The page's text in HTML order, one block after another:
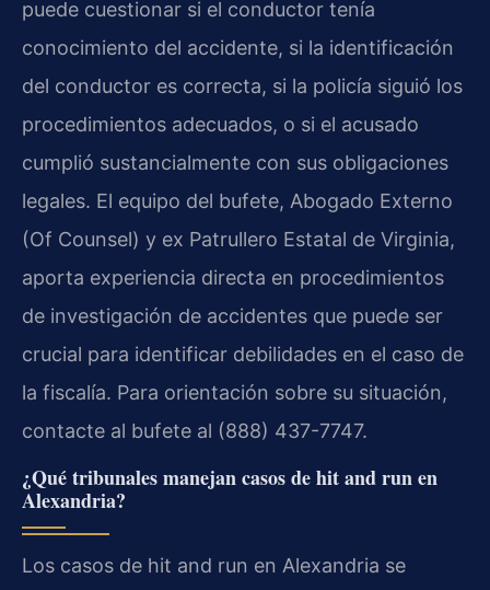
puede cuestionar si el conductor tenía
conocimiento del accidente, si la identificación
del conductor es correcta, si la policía siguió los
procedimientos adecuados, o si el acusado
cumplió sustancialmente con sus obligaciones
legales. El equipo del bufete, Abogado Externo
(Of Counsel) y ex Patrullero Estatal de Virginia,
aporta experiencia directa en procedimientos
de investigación de accidentes que puede ser
crucial para identificar debilidades en el caso de
la fiscalía. Para orientación sobre su situación,
contacte al bufete al (888) 437-7747.
¿Qué tribunales manejan casos de hit and run en
Alexandria?
Los casos de hit and run en Alexandria se